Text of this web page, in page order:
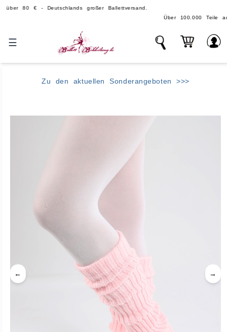
80 € - Deutschlands großer Ballettversand.
Über 100.000 Teile auf Lager
☰
Zu den aktuellen Sonderangeboten >>>
← →